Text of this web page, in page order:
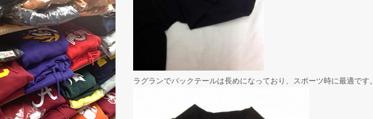
ラグランでバックテールは長めになっており、スポーツ時に最適です。